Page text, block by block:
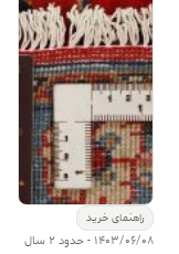
راهنمای خرید
1403/06/08 - حدود 2 سال